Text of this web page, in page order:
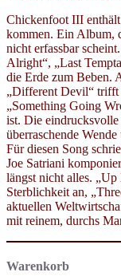
Chickenfoot III
kommen. Ein Album,
nicht erfassbar
Alright“, „Last
die Erde zum Beben.
„Different Devil“ trifft
„Something Going
ist. Die
überraschende
Für diesen Song
Joe Satriani
längst nicht alles.
Sterblichkeit an,
aktuellen
mit reinem, durchs
Warenkorb